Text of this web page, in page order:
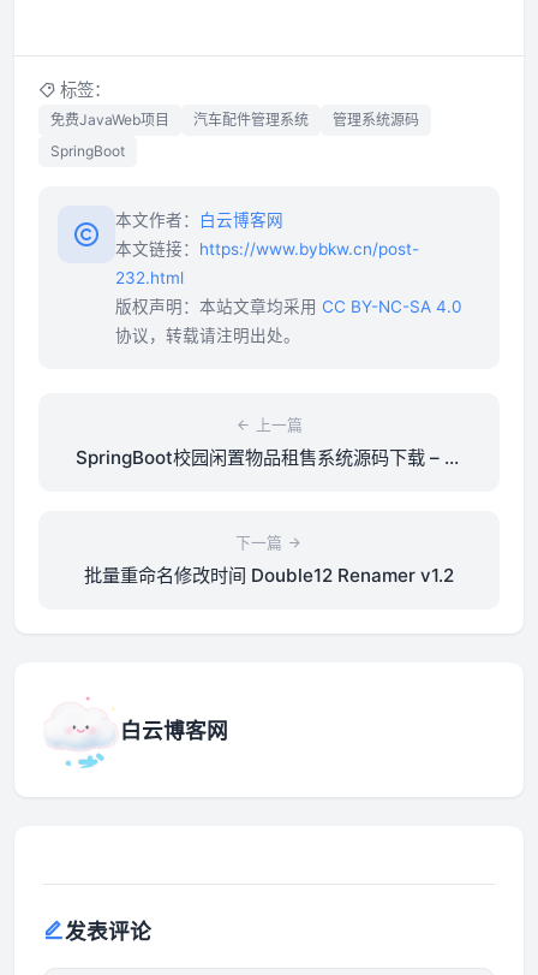
标签：
免费JavaWeb项目 汽车配件管理系统
管理系统源码
SpringBoot
本文作者：
白云博客网
本文链接： https://www.bybkw.cn/post-
232.html
版权声明：本站文章均采用 CC BY-NC-SA 4.0
协议，转载请注明出处。
上一篇
SpringBoot校园闲置物品租售系统源码下载 – 免
下一篇
批量重命名修改时间 Double12 Renamer v1.2
白云博客网
发表评论